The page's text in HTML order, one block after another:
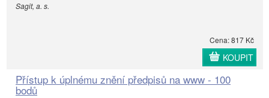
Sagit, a. s.
Cena: 817 Kč
KOUPIT
Přístup k úplnému znění předpisů na www - 100
bodů